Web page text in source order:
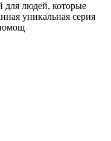
для людей, которые
уникальная серия